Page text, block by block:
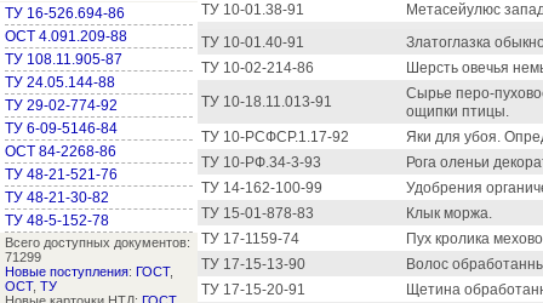
ТУ 16-526.694-86
ОСТ 4.091.209-88
ТУ 108.11.905-87
ТУ 24.05.144-88
ТУ 29-02-774-92
ТУ 6-09-5146-84
ОСТ 84-2268-86
ТУ 48-21-521-76
ТУ 48-21-30-82
ТУ 48-5-152-78
Всего доступных документов:
71299
Новые поступления: ГОСТ,
ОСТ, ТУ
ТУ 10-01.38-91
Метасейулюс
ТУ 10-01.40-91
Златоглазка
ТУ 10-02-214-86
Шерсть овечья
ТУ 10-18.11.013-91
Сырье перо-
ощипки птицы.
ТУ 10-РСФСР.1.17-92
Яки для убоя.
ТУ 10-РФ.34-3-93
Рога оленьи
ТУ 14-162-100-99
Удобрения
ТУ 15-01-878-83
Клык моржа.
ТУ 17-1159-74
Пух кролика
ТУ 17-15-13-90
Волос
ТУ 17-15-20-91
Щетина